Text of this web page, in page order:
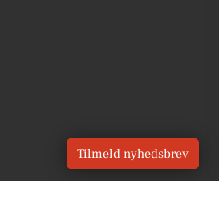
Tilmeld nyhedsbrev